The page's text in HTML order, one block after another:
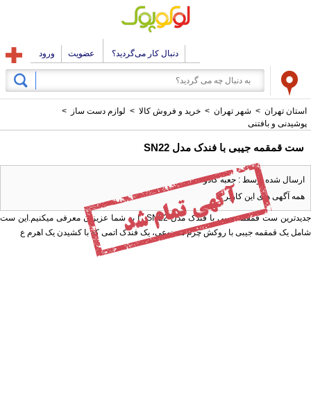
دنبال کار می‌گردید؟ عضویت ورود
استان تهران > شهر تهران > خرید و فروش کالا > لوازم دست ساز
>
پوشیدنی و بافتنی
ست قمقمه جیبی با فندک مدل SN22
ارسال شده توسط : جعبه کادو
همه آگهی های این کاربر
جدیدترین ست قمقمه جیبی با فندک مدل SN22 را به شما عزیزان معرفی میکنیم.این ست
شامل یک قمقمه جیبی با روکش چرم مصنوعی، یک فندک اتمی که با کشیدن یک اهرم ع